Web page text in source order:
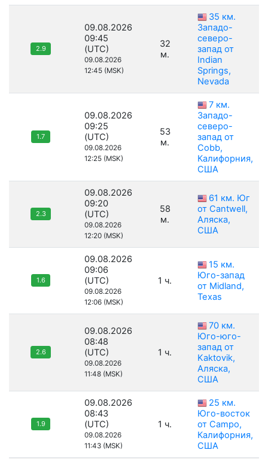
2.9
09.08.2026
09:45
(UTC)
09.08.2026
12:45 (MSK)
32
м.
35 км.
Западо-
северо-
запад от
Indian
Springs,
Nevada
1.7
09.08.2026
09:25
(UTC)
09.08.2026
12:25 (MSK)
53
м.
7 км.
Западо-
северо-
запад от
Cobb,
Калифорния,
США
2.3
09.08.2026
09:20
(UTC)
09.08.2026
12:20 (MSK)
58
м.
61 км. Юг
от Cantwell,
Аляска,
США
1.6
09.08.2026
09:06
(UTC)
09.08.2026
12:06 (MSK)
1 ч.
15 км.
Юго-запад
от Midland,
Texas
2.6
09.08.2026
08:48
(UTC)
09.08.2026
11:48 (MSK)
1 ч.
70 км.
Юго-юго-
запад от
Kaktovik,
Аляска,
США
1.9
09.08.2026
08:43
(UTC)
09.08.2026
11:43 (MSK)
1 ч.
25 км.
Юго-восток
от Campo,
Калифорния,
США